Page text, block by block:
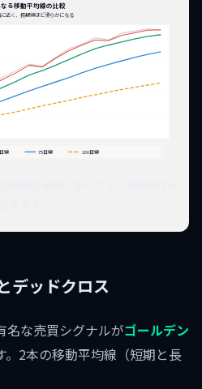
る移動平均線の比較
近く、長期線ほど滑らかになる
線 75日線 200日線
デッドクロス
名な売買シグナルがゴールデン
。2本の移動平均線（短期と長